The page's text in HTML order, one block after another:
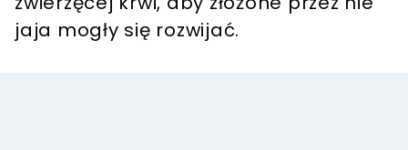
jaja mogły się rozwijać.